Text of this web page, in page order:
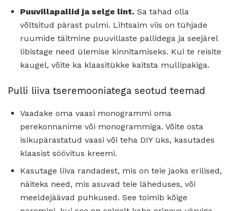
Puuvillapallid ja selge lint. Sa tahad olla
võltsitud pärast pulmi. Lihtsaim viis on tühjade
ruumide täitmine puuvillaste pallidega ja seejärel
libistage need ülemise kinnitamiseks. Kui te reisite
kaugel, võite ka klaasitükke kaitsta mullipakiga.
Pulli liiva tseremooniatega seotud teemad
Vaadake oma vaasi monogrammi oma
perekonnanime või monogrammiga. Võite osta
isikupärastatud vaasi või teha DIY üks, kasutades
klaasist söövitus kreemi.
Kasutage liiva randadest, mis on teie jaoks erilised,
näiteks need, mis asuvad teie läheduses, või
meeldejäävad puhkused. See toimib kõige